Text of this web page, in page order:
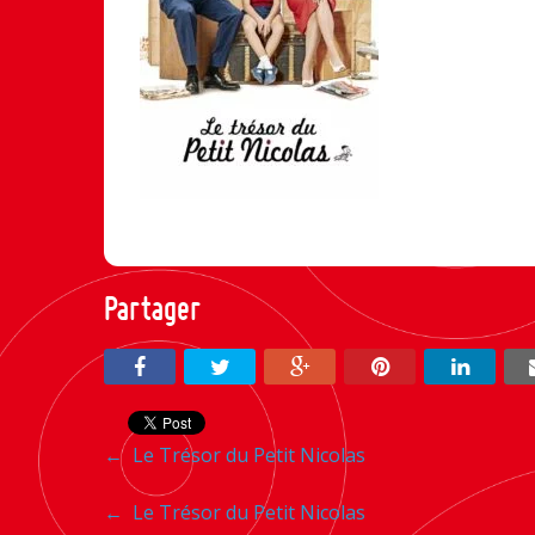
Partager
Navigation
entre
←Le Trésor du Petit Nicolas
Navigation
← Le Trésor du Petit Nicolas